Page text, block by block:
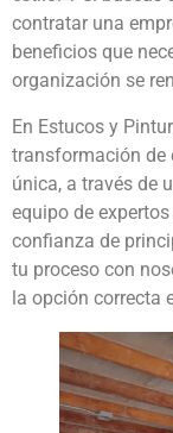
contratar una
beneficios que
organización se
En Estucos y
transformación de
única, a través de
equipo de
confianza de
tu proceso con
la opción correcta